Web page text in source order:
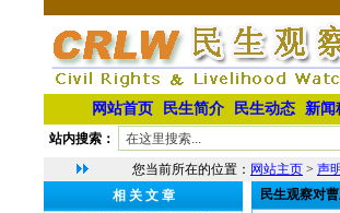
网站首页 民生简介 民生动态 新闻
站内搜索：
您当前所在的位置： 网站主页 > 声
相 关 文 章
民生观察对